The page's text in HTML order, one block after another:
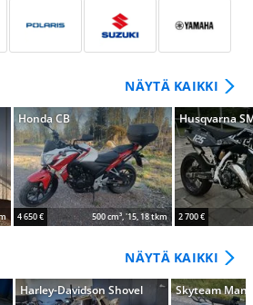
NÄYTÄ KAIKKI
Honda CB
4 650 € 500 cm³, '15, 18 tkm
Husqvarna
2 700 €
NÄYTÄ KAIKKI
Harley-Davidson Shovel Skyteam